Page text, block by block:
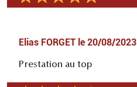
Elias FORGET le 20/08/2023
Prestation au top